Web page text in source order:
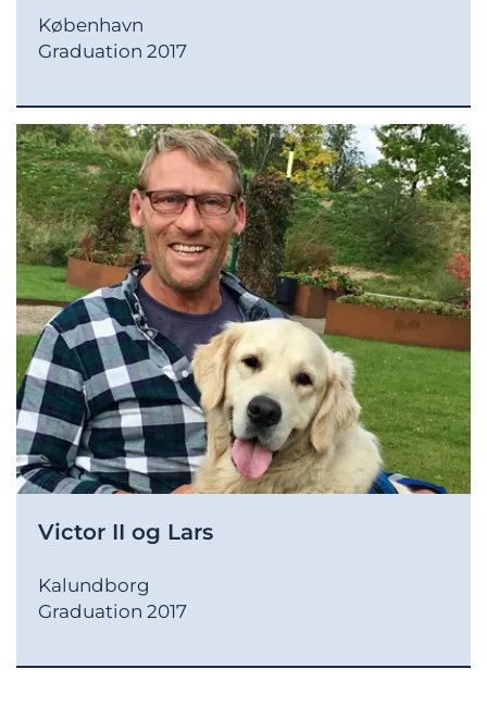
København
Graduation 2017
Victor II og Lars
Kalundborg
Graduation 2017